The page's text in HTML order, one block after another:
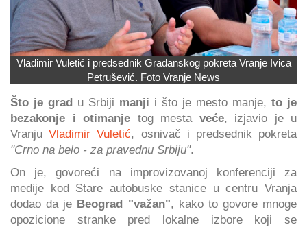
Vladimir Vuletić i predsednik Građanskog pokreta Vranje Ivica
Petrušević. Foto Vranje News
Što je grad u Srbiji manji i što je mesto manje, to je
bezakonje i otimanje tog mesta veće, izjavio je u
VranjuVladimir Vuletić, osnivač i predsednik pokreta
"Crno na belo - za pravednu Srbiju".
On je, govoreći na improvizovanoj konferenciji za
medije kod Stare autobuske stanice u centru Vranja
dodao da je Beograd "važan", kako to govore mnoge
opozicione stranke pred lokalne izbore koji se